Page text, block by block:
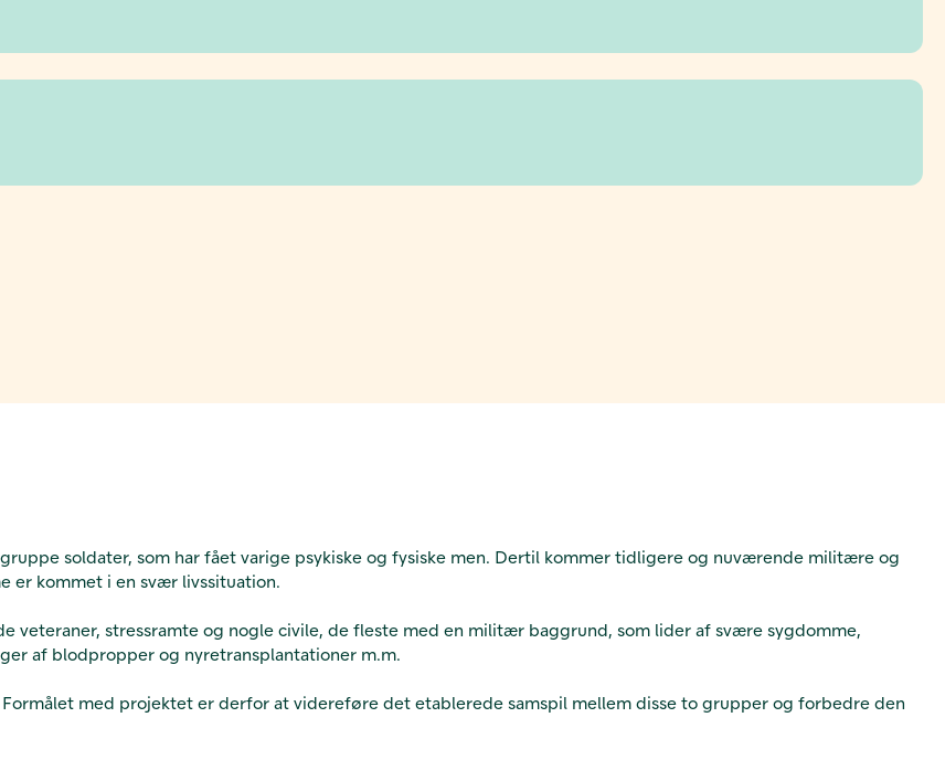
soldater, som har fået varige psykiske og fysiske men. Dertil kommer tidligere og nuværende militære og
er kommet i en svær livssituation.
veteraner, stressramte og nogle civile, de fleste med en militær baggrund, som lider af svære sygdomme,
af blodpropper og nyretransplantationer m.m.
med projektet er derfor at videreføre det etablerede samspil mellem disse to grupper og forbedre den